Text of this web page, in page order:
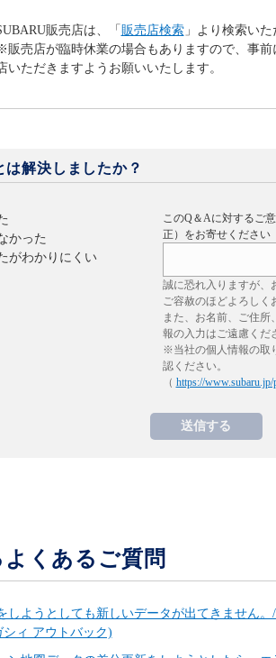
販売店は、「 販売店検索」より検索いた
販売店が臨時休業の場合もありますので、事
いただきますようお願いいたします。
は解決しましたか？
かった
がわかりにくい
このQ＆Aに対するご
正）をお寄せください
誠に恐れ入りますが、
ご容赦のほどよろしく
また、お名前、ご住所
報の入力はご遠慮くだ
※当社の個人情報の取
認ください。
（ https://
よくあるご質問
しようとしても新しいデータが出てきません
シィ アウトバック)